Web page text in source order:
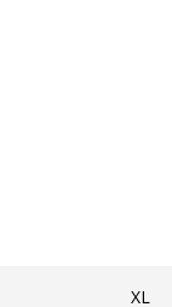
XL